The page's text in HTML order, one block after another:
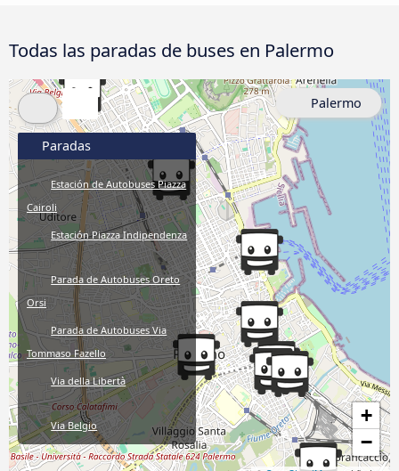
Todas las paradas de buses en Palermo
+
−
Paradas
Estación de Autobuses Piazza
Cairoli
Estación Piazza Indipendenza
Parada de Autobuses Oreto
Orsi
Parada de Autobuses Via
Tommaso Fazello
Via della Libertà
Via Belgio
Palermo